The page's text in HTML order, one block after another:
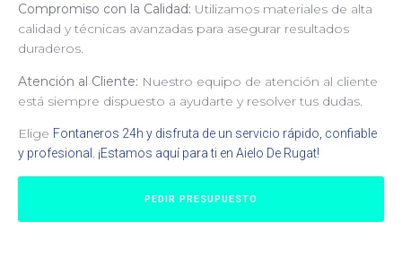
Compromiso con la Calidad: Utilizamos materiales de alta
calidad y técnicas avanzadas para asegurar resultados
duraderos.
Atención al Cliente: Nuestro equipo de atención al cliente
está siempre dispuesto a ayudarte y resolver tus dudas.
Elige Fontaneros 24h y disfruta de un servicio rápido, confiable
y profesional. ¡Estamos aquí para ti en Aielo De Rugat!
PEDIR PRESUPUESTO